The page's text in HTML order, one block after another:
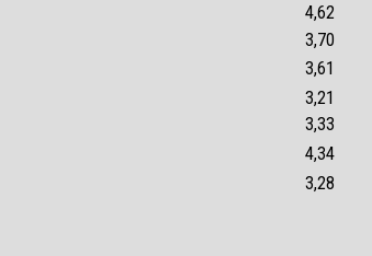
4,62
3,70
3,61
3,21
3,33
4,34
3,28